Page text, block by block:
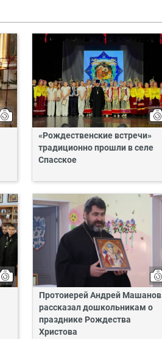
«Рождественские встречи»
традиционно прошли в селе
Спасское
Протоиерей Андрей Машанов
рассказал дошкольникам о
празднике Рождества
Христова